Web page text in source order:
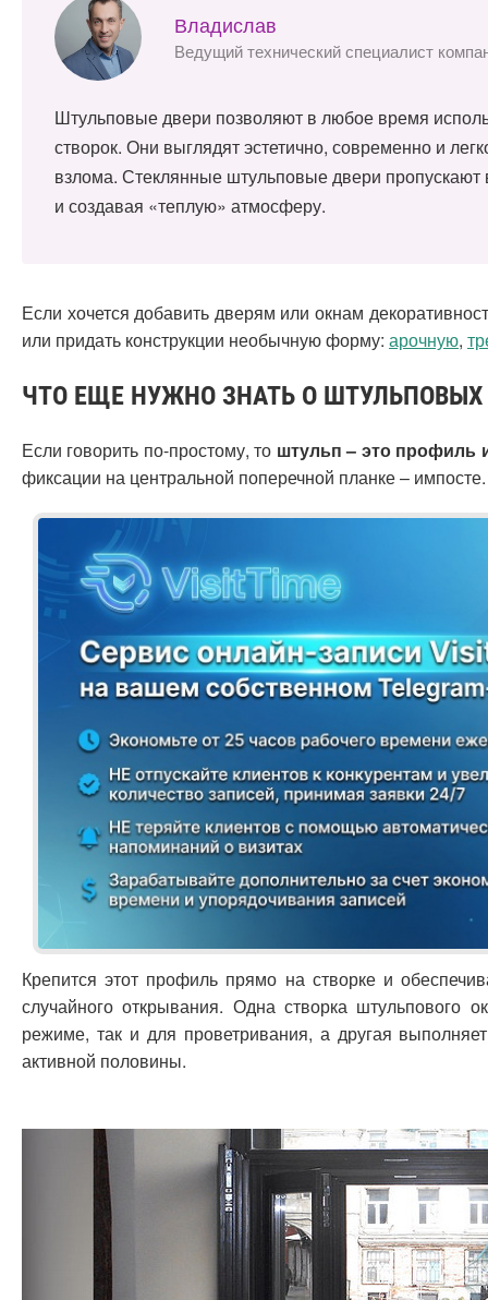
Владислав
Ведущий технический специалист
Штульповые двери позволяют в любое время
створок. Они выглядят эстетично, современно и
взлома. Стеклянные штульповые двери пропускают
и создавая «теплую» атмосферу.
Если хочется добавить дверям или окнам
или придать конструкции необычную форму: арочную,
ЧТО ЕЩЕ НУЖНО ЗНАТЬ О ШТУЛЬПОВЫХ
Если говорить по-простому, то штульп – это профиль
фиксации на центральной поперечной планке – импосте.
Крепится этот профиль прямо на створке и
случайного открывания. Одна створка штульпового
режиме, так и для проветривания, а другая
активной половины.